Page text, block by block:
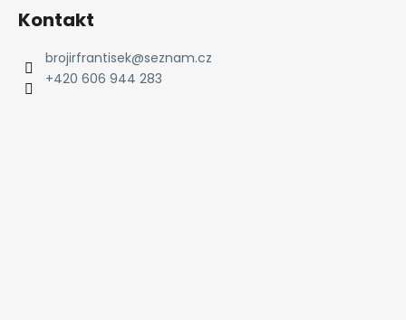
Kontakt
brojirfrantisek@seznam.cz
+420 606 944 283